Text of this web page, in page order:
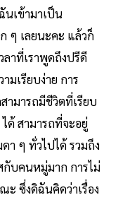
นเข้ามาเป็น
ๆ เลยนะคะ แล้วก็
าที่เราพูดถึงปรีดี
มเรียบง่าย การ
ามารถมีชีวิตที่เรียบ
ด้ สามารถที่จะอยู่
า ๆ ทั่วไปได้ รวมถึง
กับคนหมู่มาก การไม่
ซึ่งดิฉันคิดว่าเรื่อง